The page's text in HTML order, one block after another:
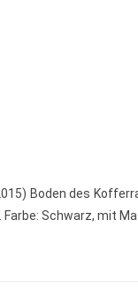
Boden des
Schwarz, mit